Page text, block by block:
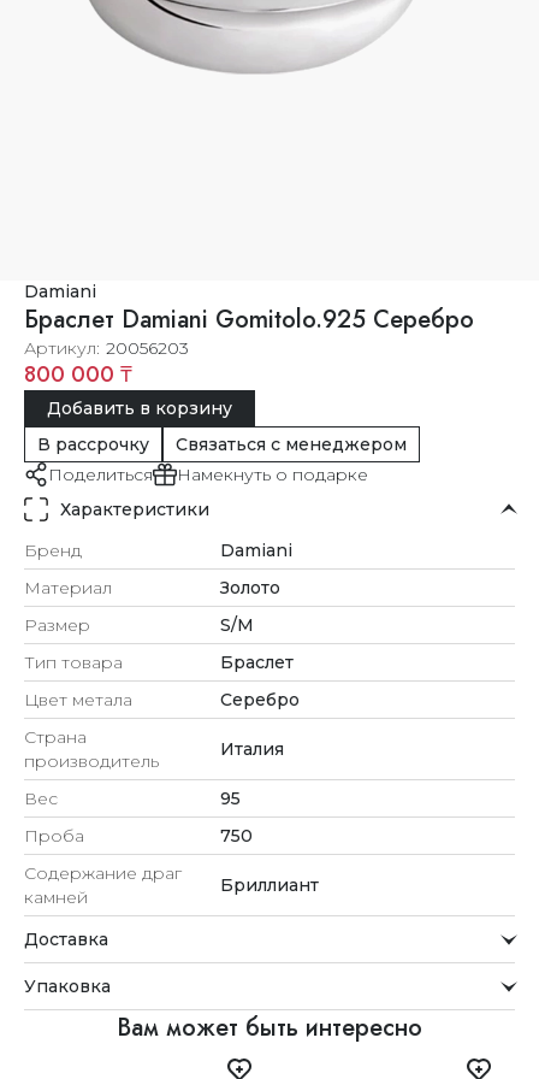
Damiani
Браслет Damiani Gomitolo.925 Серебро
Артикул 20056203
800 000 ₸
Добавить в корзину
В рассрочку
Связаться с менеджером
Поделиться
Намекнуть о подарке
Характеристики
Бренд
Damiani
Материал
Золото
Размер
S/M
Тип товара
Браслет
Цвет метала
Серебро
Страна
производитель
Италия
Вес
95
Проба
750
Содержание драг
камней
Бриллиант
Доставка
Мы стремимся обрабатывать заказы максимально
быстро и доставлять их прямо до вашей двери в
удобное для вас время.
Упаковка
Внимание к деталям
Каждое украшение проходит тщательную проверку
Вам может быть интересно